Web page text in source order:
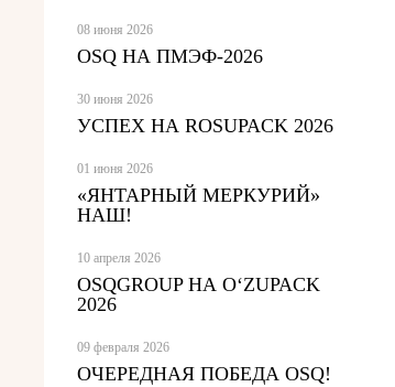
08 июня 2026
OSQ НА ПМЭФ-2026
30 июня 2026
УСПЕХ НА ROSUPACK 2026
01 июня 2026
«ЯНТАРНЫЙ МЕРКУРИЙ»
НАШ!
10 апреля 2026
OSQGROUP НА O‘ZUPACK
2026
09 февраля 2026
ОЧЕРЕДНАЯ ПОБЕДА OSQ!